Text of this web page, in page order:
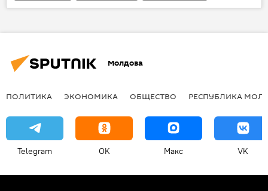
Молдавия
развитие
индустрия
Молдова
ПОЛИТИКА ЭКОНОМИКА ОБЩЕСТВО РЕСПУБЛИКА
Telegram OK Макс VK